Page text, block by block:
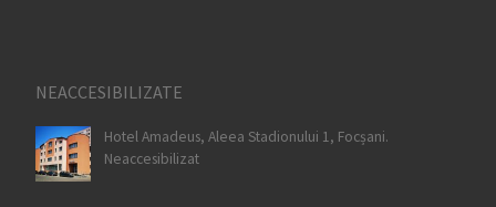
NEACCESIBILIZATE
Hotel Amadeus, Aleea Stadionului 1, Focșani.
Neaccesibilizat